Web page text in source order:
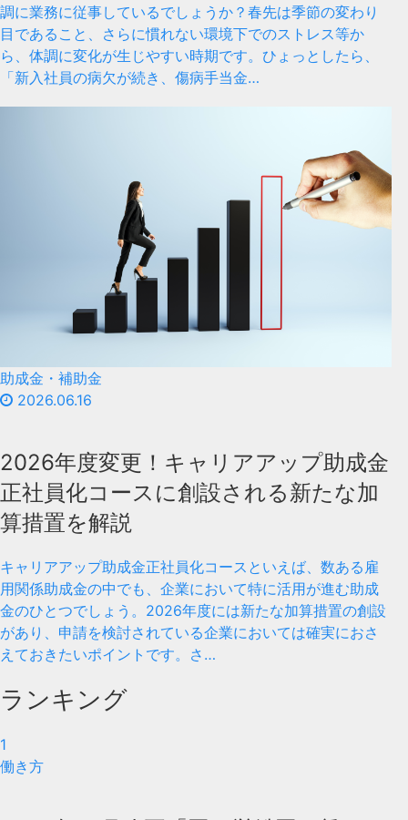
調に業務に従事しているでしょうか？春先は季節の変わり
目であること、さらに慣れない環境下でのストレス等か
ら、体調に変化が生じやすい時期です。ひょっとしたら、
「新入社員の病欠が続き、傷病手当金…
助成金・補助金
2026.06.16
2026年度変更！キャリアアップ助成金
正社員化コースに創設される新たな加
算措置を解説
キャリアアップ助成金正社員化コースといえば、数ある雇
用関係助成金の中でも、企業において特に活用が進む助成
金のひとつでしょう。2026年度には新たな加算措置の創設
があり、申請を検討されている企業においては確実におさ
えておきたいポイントです。さ…
ランキング
1
働き方